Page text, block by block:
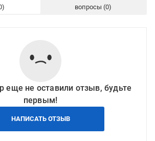
вопросы
еще не оставили отзыв, будьте
первым!
НАПИСАТЬ ОТЗЫВ